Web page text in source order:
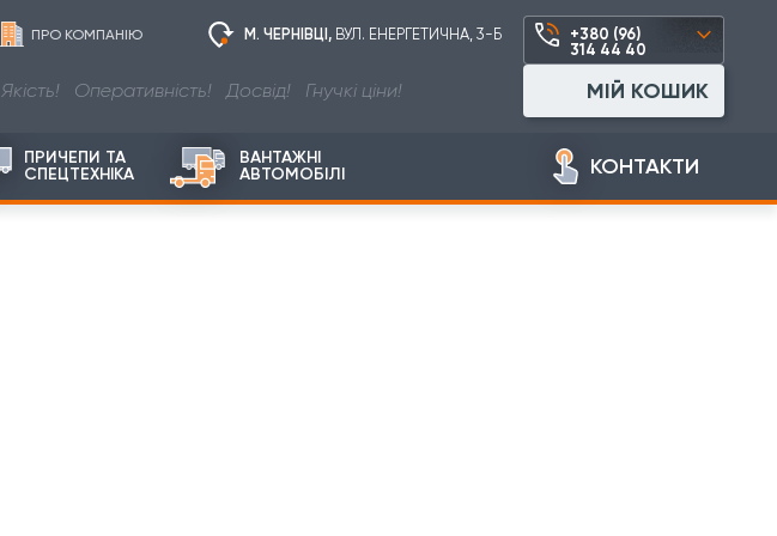
ПРО КОМПАНІЮ М. ЧЕРНІВЦІ, ВУЛ. ЕНЕРГЕТИЧНА, 3-Б
Якість! Оперативність! Досвід! Гнучкі ціни!
+380 (96)
314 44 40
arrow_forward_ios
МІЙ КОШИК
ПРИЧЕПИ ТА
СПЕЦТЕХНІКА
ВАНТАЖНІ
АВТОМОБІЛІ
КОНТАКТИ